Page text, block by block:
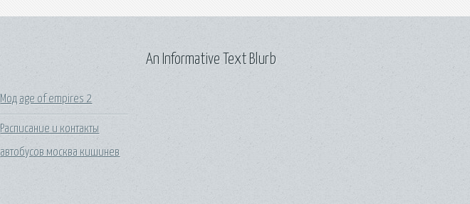
Мод age of empires 2
Расписание и контакты
автобусов москва кишинев
An Informative Text Blurb